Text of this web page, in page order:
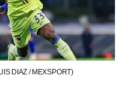
DIAZ / MEXSPORT)